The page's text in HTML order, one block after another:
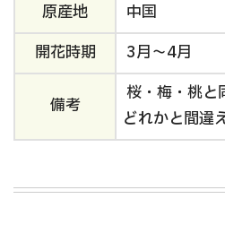
原産地
中国
開花時期
3月～4月
備考
桜・梅・桃と
どれかと間違